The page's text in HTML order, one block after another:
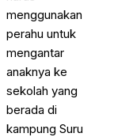
menggunakan
perahu untuk
mengantar
anaknya ke
sekolah yang
berada di
kampung Suru